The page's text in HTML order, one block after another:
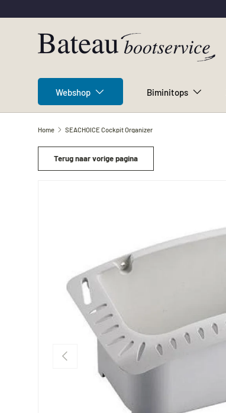
Ga naar inhoud
Webshop Biminitops
Home SEACHOICE Cockpit Organizer
Terug naar vorige pagina
Vorige